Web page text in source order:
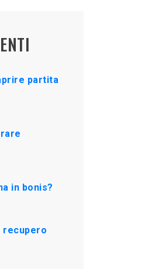
partita
in bonis?
recupero